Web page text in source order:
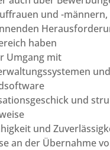
und -
haben
Umgang mit
und
und
und
an der Übernahme